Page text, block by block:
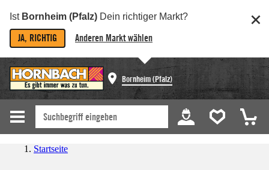
Ist Bornheim (Pfalz) Dein richtiger Markt?
JA, RICHTIG Anderen Markt wählen
Bornheim (Pfalz)
Startseite